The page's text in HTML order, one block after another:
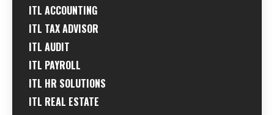
ITL ACCOUNTING
ITL TAX ADVISOR
ITL AUDIT
ITL PAYROLL
ITL HR SOLUTIONS
ITL REAL ESTATE